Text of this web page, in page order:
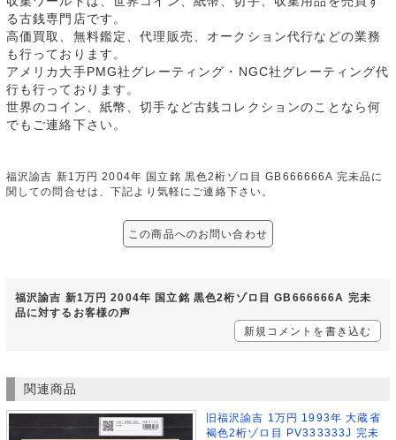
る古銭専門店です。
高価買取、無料鑑定、代理販売、オークション代行などの業務
も行っております。
アメリカ大手PMG社グレーティング・NGC社グレーティング代
行も行っております。
世界のコイン、紙幣、切手など古銭コレクションのことなら何
でもご連絡下さい。
福沢諭吉 新1万円 2004年 国立銘 黒色2桁ゾロ目 GB666666A 完未品に
関しての問合せは、下記より気軽にご連絡下さい。
この商品へのお問い合わせ
福沢諭吉 新1万円 2004年 国立銘 黒色2桁ゾロ目 GB666666A 完未
品に対するお客様の声
新規コメントを書き込む
関連商品
旧福沢諭吉 1万円 1993年 大蔵省
褐色2桁ゾロ目 PV333333J 完未